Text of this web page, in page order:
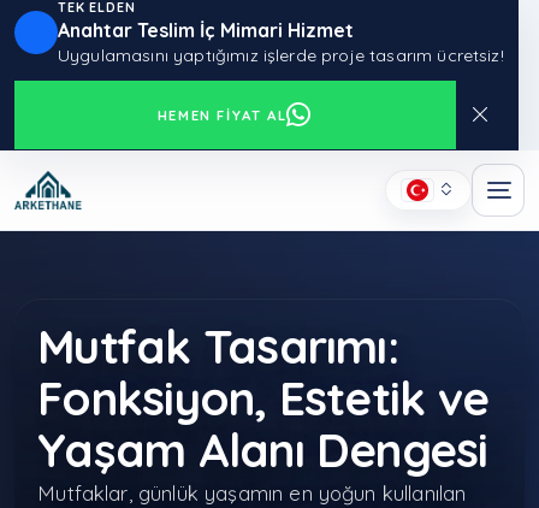
TEK ELDEN
Anahtar Teslim İç Mimari Hizmet
Uygulamasını yaptığımız işlerde proje tasarım ücretsiz!
HEMEN FIYAT AL
Mutfak Tasarımı:
Fonksiyon, Estetik ve
Yaşam Alanı Dengesi
Mutfaklar, günlük yaşamın en yoğun kullanılan